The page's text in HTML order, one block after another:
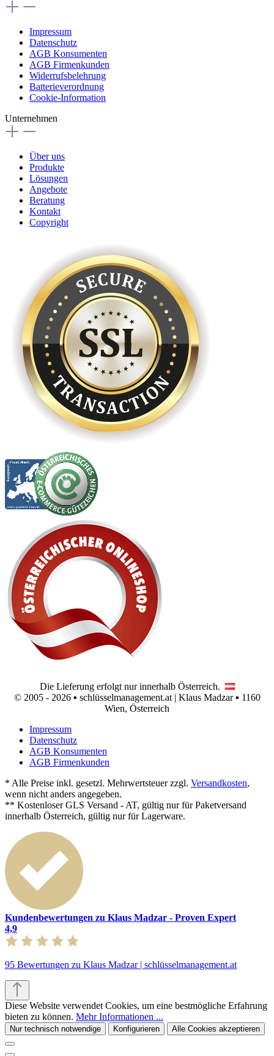
Impressum
Datenschutz
AGB Konsumenten
AGB Firmenkunden
Widerrufsbelehrung
Batterieverordnung
Cookie-Information
Unternehmen
Über uns
Produkte
Lösungen
Angebote
Beratung
Kontakt
Copyright
Die Lieferung erfolgt nur innerhalb Österreich.
© 2005 - 2026 ▪ schlüsselmanagement.at | Klaus Madzar ▪ 1160
Wien, Österreich
Impressum
Datenschutz
AGB Konsumenten
AGB Firmenkunden
* Alle Preise inkl. gesetzl. Mehrwertsteuer zzgl. Versandkosten,
wenn nicht anders angegeben.
** Kostenloser GLS Versand - AT, gültig nur für Paketversand
innerhalb Österreich, gültig nur für Lagerware.
Kundenbewertungen zu Klaus Madzar - Proven Expert
4,9
95 Bewertungen zu Klaus Madzar | schlüsselmanagement.at
Diese Website verwendet Cookies, um eine bestmögliche Erfahrung
bieten zu können. Mehr Informationen ...
Nur technisch notwendige Konfigurieren Alle Cookies akzeptieren